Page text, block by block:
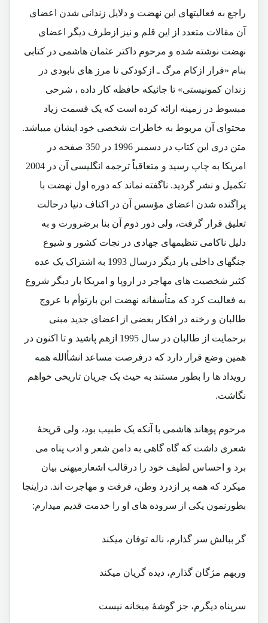
راجع به فعالیتهای این نهضت و دلایل زندانی شدن اعضای
آن مقالات متعدد از این قلم و نیز ازطرف دیگر اعضای
نهضت نوشته شده و مرحوم داکتر عثمان هاشمی در کتابی
بنام «فرار ازکام مرگ ـ ازکودکی تا مرز های نابودی در
زندان کمونیستی» تا جائیکه حافظه کار داده ، شرحی
مبسوط در زمینه ارائه کرده است که یک قسمت زیاد
محتوای آن مربوط به خاطرات شخصی خود ایشان میباشد.
متن دری این کتاب در دسمبر 1996 در 350 صفحه در
امریکا به چاپ رسید و متعاقباً ترجمه انگلیسی آن در 2004
تکمیل و نشر گردید. ناگفته نماند که دوره اول نهضت با
پراگنده شدن اعضای مؤسس آن در اکناف دنیا درحالت
تعلیق قرار گرفت، ولی دور دوم آن بنا برضرورت و به
دلیل ناکامی تنظیمهای جهادی در نجات کشور و شیوع
جنگهای داخلی بار دیگر درسال 1993 به اشتراک یک عده
کثیر شخصیت های مهاجر در اروپا و امریکا بار دیگر شروع
به فعالیت کرد که متأسفانه نهضت این بارتوأم با عروج
طالبان و رخنه در افکار بعضی از اعضای جدید مبنی
برحمایت از طالبان در سال 1995 ازهم پاشید و تا اکنون در
همین وضع قرار دارد که درفرصت مساعد انشأالله همه
رویداد ها را بطور مستند به حیث یک جریان تاریخی خواهم
نگاشت.
مرحوم پوهاند هاشمی با آنکه یک طبیب بود، ولی قریحۀ
شعری داشت که گاه گاهی به دامن شعر و ادب پناه می
برد و احساس لطیف خود را درقالب اشعارمیهنی بیان
میکرد که همه پر ازدرد وطن، فرقت و مهاجرت اند. دراینجا
بطورنمون یکی از سروده های او را خدمت قدیم میدارم:
گر ببالش سر گذارم، ناله توفان میکند
وربهم مژگان گذارم، دیده گریان میکند
سرپناه دیگرم، جز گوشۀ میخانه نیست